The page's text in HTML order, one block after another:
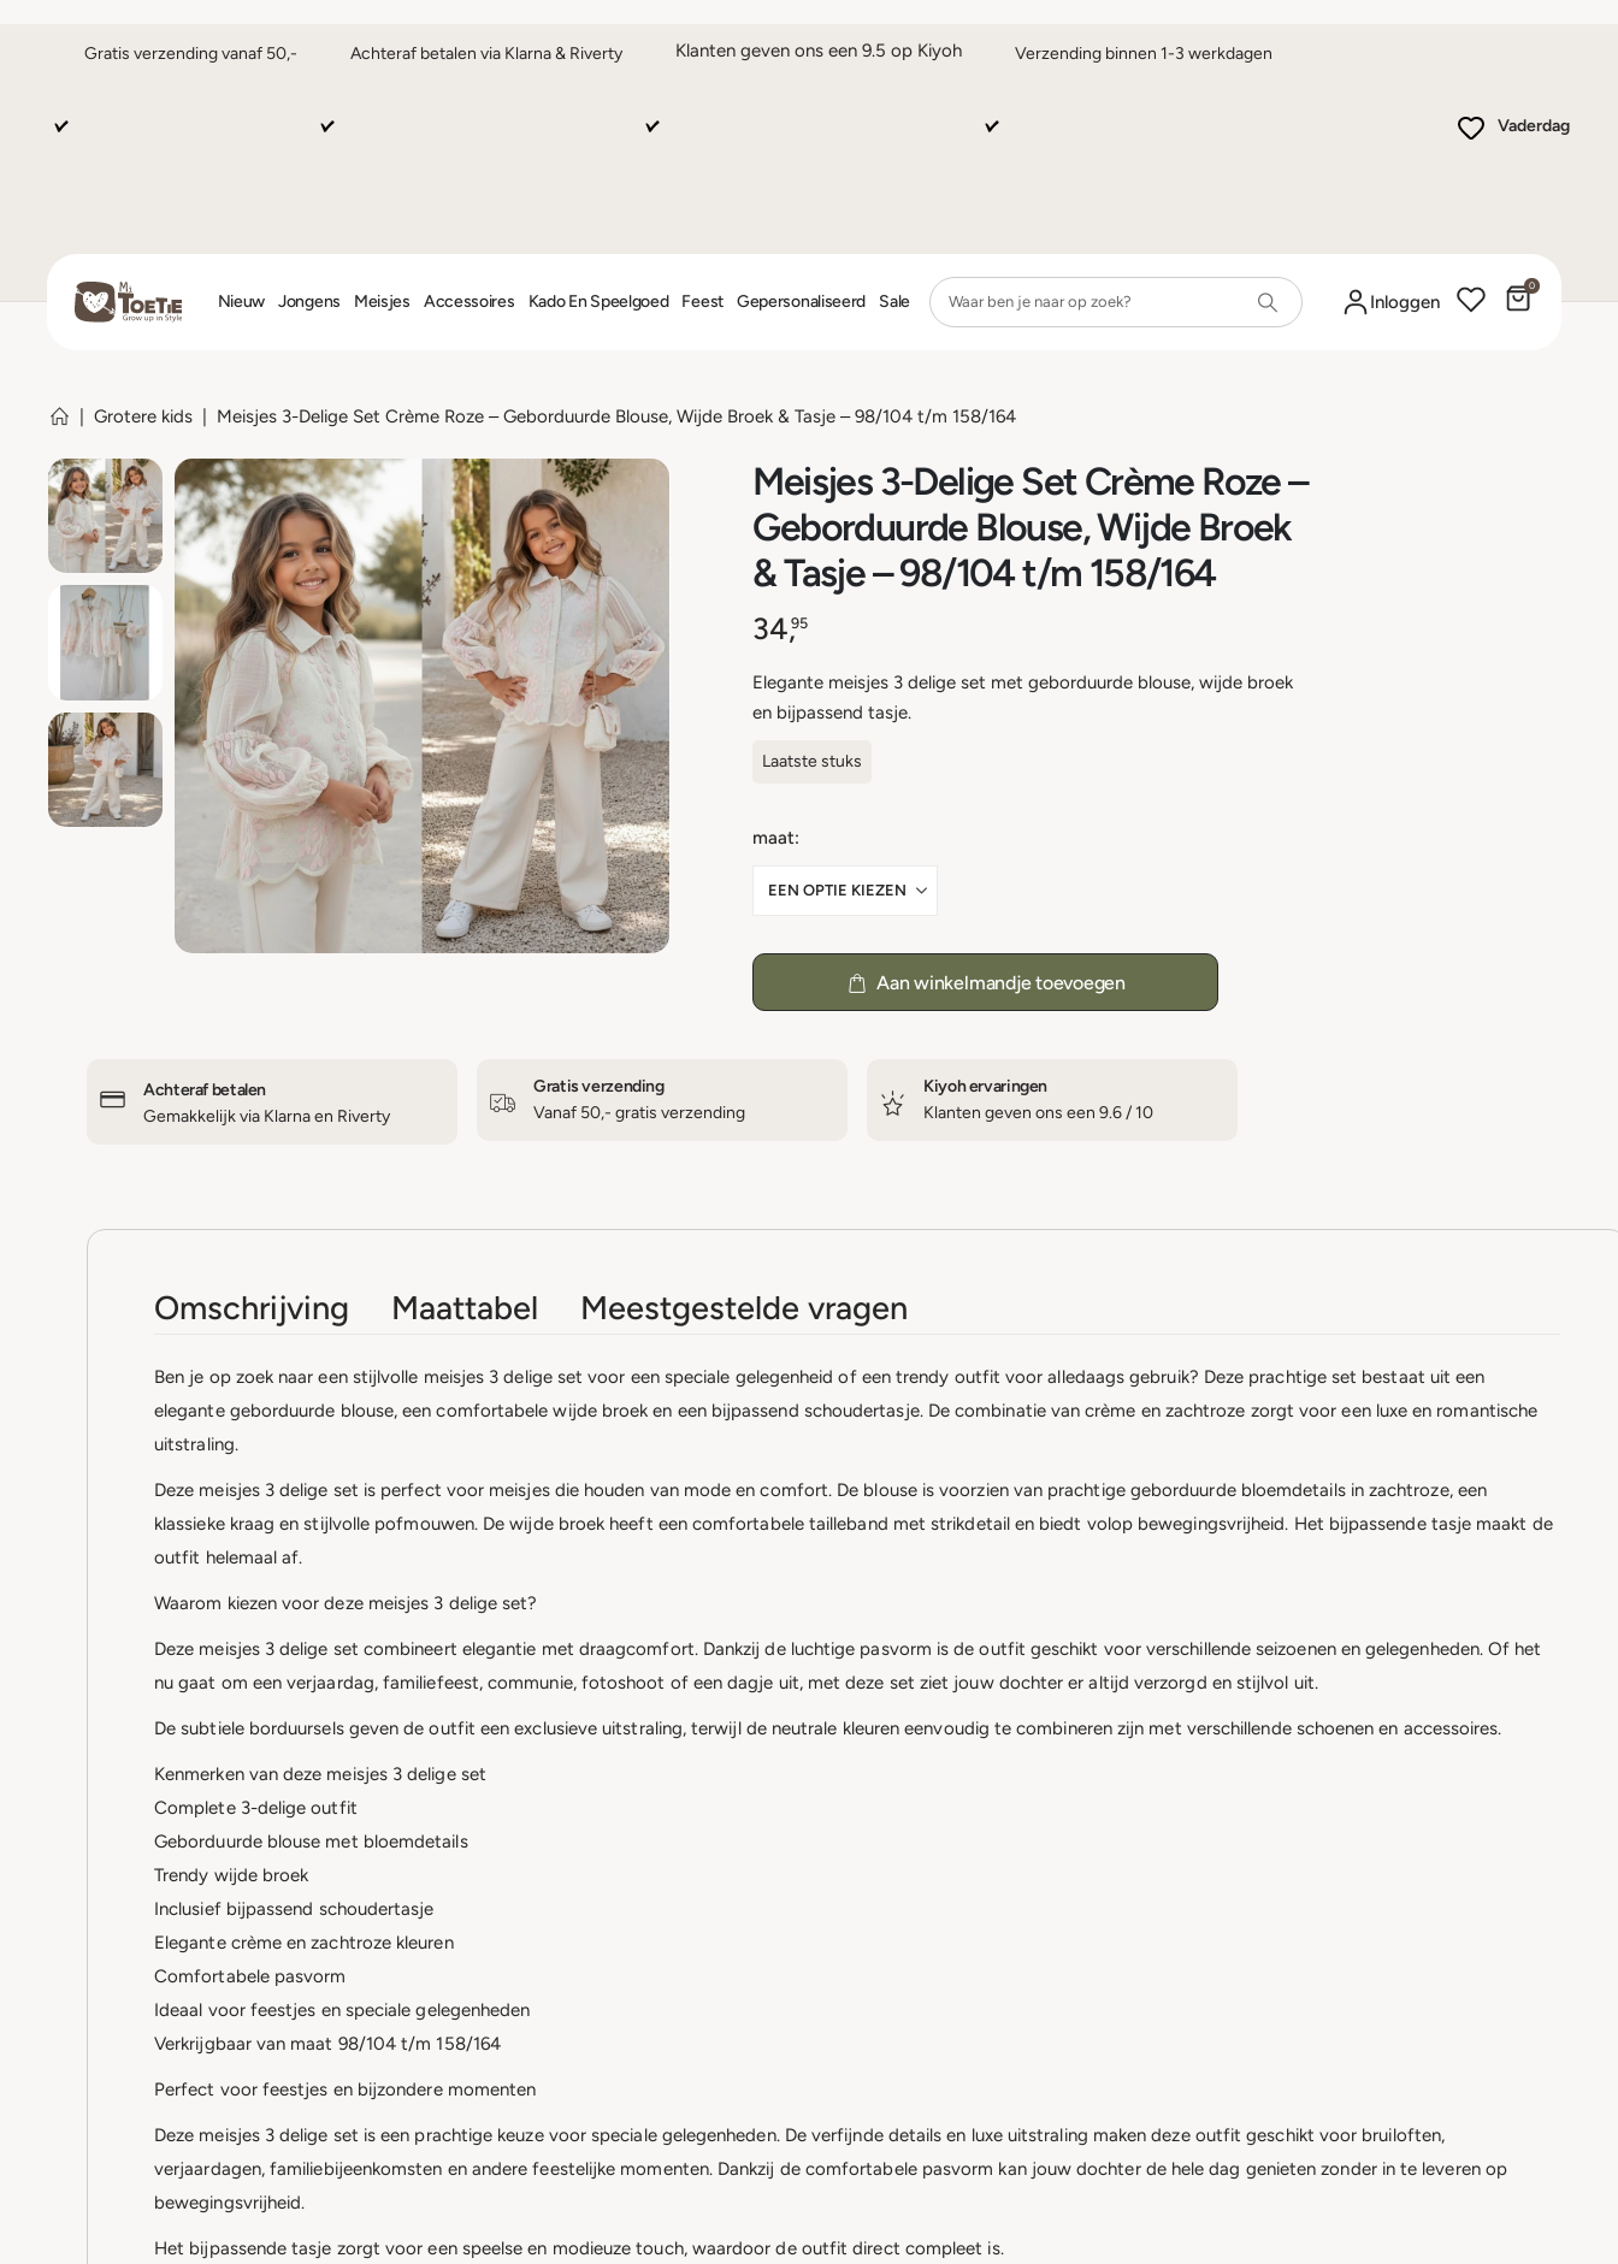
Gratis verzending vanaf 50,- Achteraf betalen via Klarna & Riverty Klanten geven ons een 9.5 op Kiyoh Verzending binnen 1-3 werkdagen
Vaderdag
Nieuw Jongens Meisjes Accessoires Kado En Speelgoed Feest Gepersonaliseerd Sale Inloggen
0
Grotere kids Meisjes 3-Delige Set Crème Roze – Geborduurde Blouse, Wijde Broek & Tasje – 98/104 t/m 158/164
Meisjes 3-Delige Set Crème Roze –
Geborduurde Blouse, Wijde Broek
& Tasje – 98/104 t/m 158/164
34,95
Elegante meisjes 3 delige set met geborduurde blouse, wijde broek
en bijpassend tasje.
Laatste stuks
maat
Aan winkelmandje toevoegen
Achteraf betalen
Gemakkelijk via Klarna en Riverty
Gratis verzending
Vanaf 50,- gratis verzending
Kiyoh ervaringen
Klanten geven ons een 9.6 / 10
Omschrijving Maattabel Meestgestelde vragen
Ben je op zoek naar een stijlvolle meisjes 3 delige set voor een speciale gelegenheid of een trendy outfit voor alledaags gebruik? Deze prachtige set bestaat uit een
elegante geborduurde blouse, een comfortabele wijde broek en een bijpassend schoudertasje. De combinatie van crème en zachtroze zorgt voor een luxe en romantische
uitstraling.
Deze meisjes 3 delige set is perfect voor meisjes die houden van mode en comfort. De blouse is voorzien van prachtige geborduurde bloemdetails in zachtroze, een
klassieke kraag en stijlvolle pofmouwen. De wijde broek heeft een comfortabele tailleband met strikdetail en biedt volop bewegingsvrijheid. Het bijpassende tasje maakt de
outfit helemaal af.
Waarom kiezen voor deze meisjes 3 delige set?
Deze meisjes 3 delige set combineert elegantie met draagcomfort. Dankzij de luchtige pasvorm is de outfit geschikt voor verschillende seizoenen en gelegenheden. Of het
nu gaat om een verjaardag, familiefeest, communie, fotoshoot of een dagje uit, met deze set ziet jouw dochter er altijd verzorgd en stijlvol uit.
De subtiele borduursels geven de outfit een exclusieve uitstraling, terwijl de neutrale kleuren eenvoudig te combineren zijn met verschillende schoenen en accessoires.
Kenmerken van deze meisjes 3 delige set
Complete 3-delige outfit
Geborduurde blouse met bloemdetails
Trendy wijde broek
Inclusief bijpassend schoudertasje
Elegante crème en zachtroze kleuren
Comfortabele pasvorm
Ideaal voor feestjes en speciale gelegenheden
Verkrijgbaar van maat 98/104 t/m 158/164
Perfect voor feestjes en bijzondere momenten
Deze meisjes 3 delige set is een prachtige keuze voor speciale gelegenheden. De verfijnde details en luxe uitstraling maken deze outfit geschikt voor bruiloften,
verjaardagen, familiebijeenkomsten en andere feestelijke momenten. Dankzij de comfortabele pasvorm kan jouw dochter de hele dag genieten zonder in te leveren op
bewegingsvrijheid.
Het bijpassende tasje zorgt voor een speelse en modieuze touch, waardoor de outfit direct compleet is.